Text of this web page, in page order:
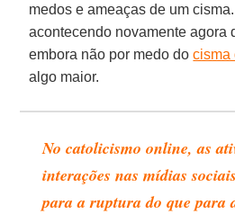
medos e ameaças de um
acontecendo novamente agora
embora não por medo docisma
algo maior.
No catolicismo online, as
interações nas mídias
para a ruptura do que para